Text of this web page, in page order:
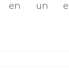
en un